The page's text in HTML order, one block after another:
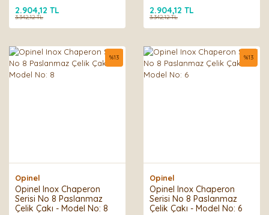
2.904,12 TL
3.342,12 TL
2.904,12 TL
3.342,12 TL
Opinel
Opinel Inox Chaperon
Serisi No 8 Paslanmaz
Çelik Çakı - Model No: 8
%13
Opinel
Opinel Inox Chaperon
Serisi No 8 Paslanmaz
Çelik Çakı - Model No: 6
%13